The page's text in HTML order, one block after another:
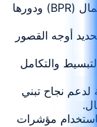
فهم أساسيات إعادة هندسة عمليات الأعمال (BPR) ودورها
أوجه القصور
والتكامل
لدعم نجاح تبني
باستخدام مؤشرات